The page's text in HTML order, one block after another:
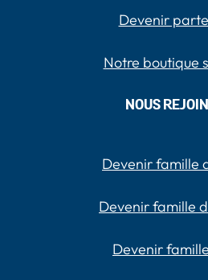
Devenir
Notre boutique
NOUS
Devenir famille
Devenir famille
Devenir